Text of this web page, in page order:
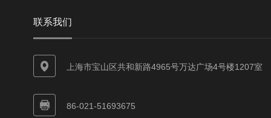
联系我们
上海市宝山区共和新路4965号万达广场4号楼1207室
86-021-51693675